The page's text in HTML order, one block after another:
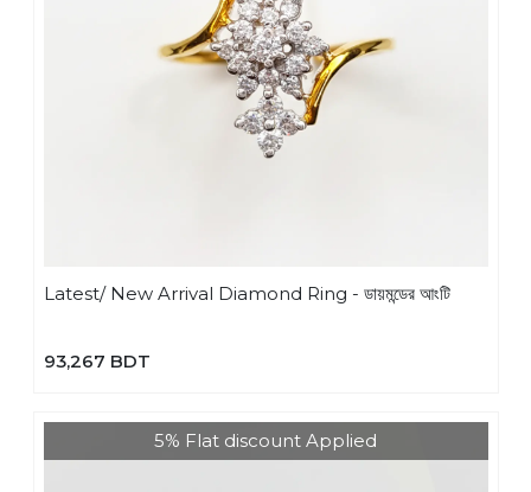
Latest/ New Arrival Diamond Ring - ডায়মন্ডের আংটি
93,267 BDT
5% Flat discount Applied